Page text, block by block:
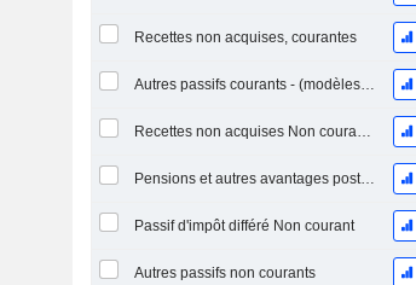
Recettes non acquises, courantes
Autres passifs courants - (modèles Brok / FS / Ins. / REIT)
Recettes non acquises Non courantes
Pensions et autres avantages postérieurs à l'emploi
Passif d'impôt différé Non courant
Autres passifs non courants